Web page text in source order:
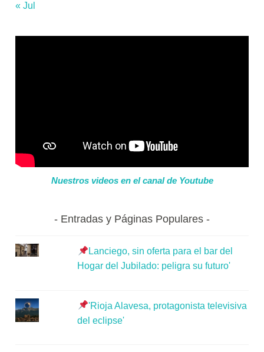
« Jul
Nuestros videos en el canal de Youtube
Entradas y Páginas Populares
Lanciego, sin oferta para el bar del
Hogar del Jubilado: peligra su futuro'
'Rioja Alavesa, protagonista televisiva
del eclipse'